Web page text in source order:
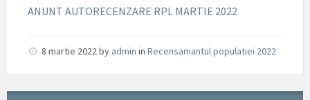
ANUNT AUTORECENZARE RPL MARTIE 2022
8 martie 2022by admin in Recensamantul populatiei 2022